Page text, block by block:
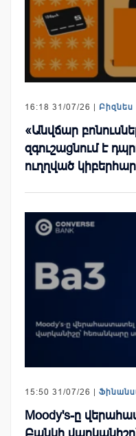
16:18 31/07/26 | Բիզնես
«Անվճար
զգուշացնում է
ուղղված
15:50 31/07/26 |
Moody's-ը
Բանկի